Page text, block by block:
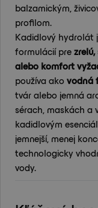
balzamickým,
profilom.
Kadidlový hydrolát
formulácií pre
alebo komfort
používa ako vodná
tvár alebo jemná
sérach, maskách a
kadidlovým
jemnejší, menej
technologicky
vody.